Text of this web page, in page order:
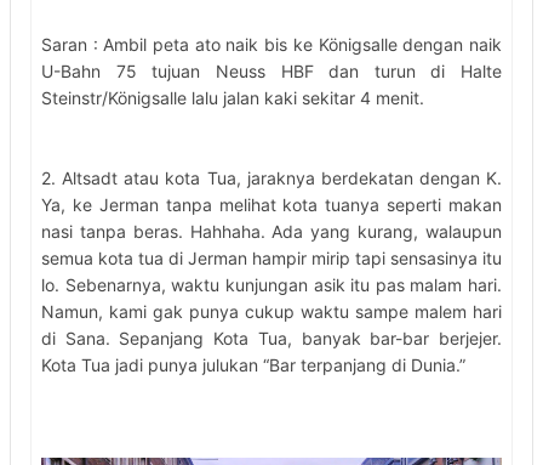
Saran : Ambil peta ato naik bis ke Königsalle dengan naik
U-Bahn 75 tujuan Neuss HBF dan turun di Halte
Steinstr/Königsalle lalu jalan kaki sekitar 4 menit.
2. Altsadt atau kota Tua, jaraknya berdekatan dengan K.
Ya, ke Jerman tanpa melihat kota tuanya seperti makan
nasi tanpa beras. Hahhaha. Ada yang kurang, walaupun
semua kota tua di Jerman hampir mirip tapi sensasinya itu
lo. Sebenarnya, waktu kunjungan asik itu pas malam hari.
Namun, kami gak punya cukup waktu sampe malem hari
di Sana. Sepanjang Kota Tua, banyak bar-bar berjejer.
Kota Tua jadi punya julukan “Bar terpanjang di Dunia.”